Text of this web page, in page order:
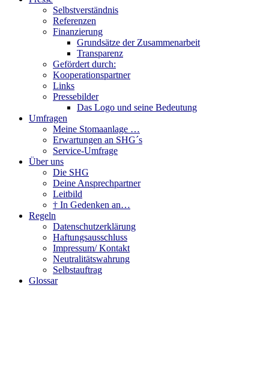
Selbstverständnis
Referenzen
Finanzierung
Grundsätze der Zusammenarbeit
Transparenz
Gefördert durch:
Kooperationspartner
Links
Pressebilder
Das Logo und seine Bedeutung
Umfragen
Meine Stomaanlage …
Erwartungen an SHG´s
Service-Umfrage
Über uns
Die SHG
Deine Ansprechpartner
Leitbild
† In Gedenken an…
Regeln
Datenschutzerklärung
Haftungsausschluss
Impressum/ Kontakt
Neutralitätswahrung
Selbstauftrag
Glossar